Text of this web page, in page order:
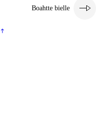
Boahtte bielle